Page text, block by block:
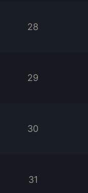
28
29
30
31